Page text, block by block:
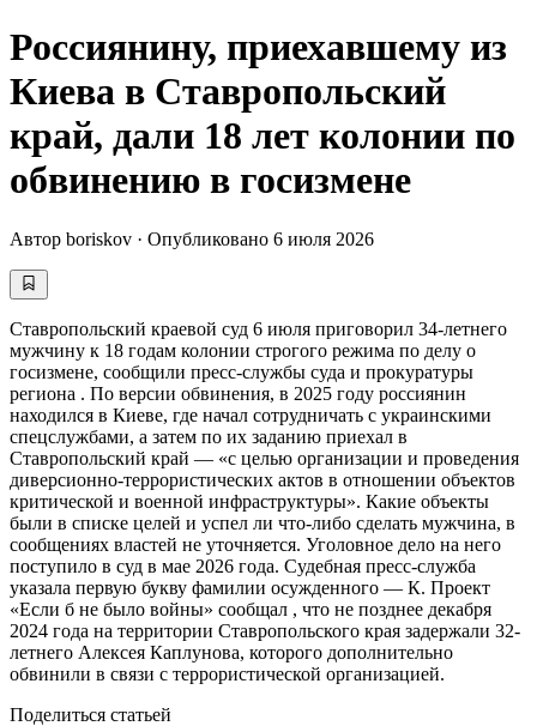
Россиянину, приехавшему из
Киева в Ставропольский
край, дали 18 лет колонии по
обвинению в госизмене
Автор boriskov · Опубликовано 6 июля 2026
Ставропольский краевой суд 6 июля приговорил 34-летнего
мужчину к 18 годам колонии строгого режима по делу о
госизмене, сообщили пресс-службы суда и прокуратуры
региона . По версии обвинения, в 2025 году россиянин
находился в Киеве, где начал сотрудничать с украинскими
спецслужбами, а затем по их заданию приехал в
Ставропольский край — «с целью организации и проведения
диверсионно-террористических актов в отношении объектов
критической и военной инфраструктуры». Какие объекты
были в списке целей и успел ли что-либо сделать мужчина, в
сообщениях властей не уточняется. Уголовное дело на него
поступило в суд в мае 2026 года. Судебная пресс-служба
указала первую букву фамилии осужденного — К. Проект
«Если б не было войны» сообщал , что не позднее декабря
2024 года на территории Ставропольского края задержали 32-
летнего Алексея Каплунова, которого дополнительно
обвинили в связи с террористической организацией.
Поделиться статьей